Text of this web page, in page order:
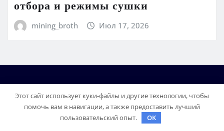
отбора и режимы сушки
mining_broth Июл 17, 2026
Этот сайт использует куки-файлы и другие технологии, чтобы
помочь вам в навигации, а также предоставить лучший
пользовательский опыт.
OK